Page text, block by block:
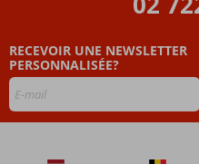
RECEVOIR UNE NEWSLETTER
PERSONNALISÉE?